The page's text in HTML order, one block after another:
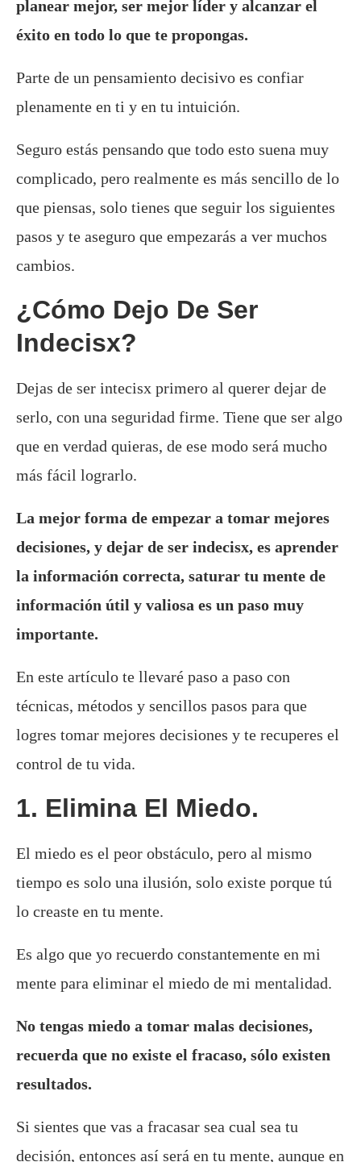
planear mejor, ser mejor líder y alcanzar el
éxito en todo lo que te propongas.
Parte de un pensamiento decisivo es confiar
plenamente en ti y en tu intuición.
Seguro estás pensando que todo esto suena muy
complicado, pero realmente es más sencillo de lo
que piensas, solo tienes que seguir los siguientes
pasos y te aseguro que empezarás a ver muchos
cambios.
¿Cómo Dejo De Ser
Indecisx?
Dejas de ser intecisx primero al querer dejar de
serlo, con una seguridad firme. Tiene que ser algo
que en verdad quieras, de ese modo será mucho
más fácil lograrlo.
La mejor forma de empezar a tomar mejores
decisiones, y dejar de ser indecisx, es aprender
la información correcta, saturar tu mente de
información útil y valiosa es un paso muy
importante.
En este artículo te llevaré paso a paso con
técnicas, métodos y sencillos pasos para que
logres tomar mejores decisiones y te recuperes el
control de tu vida.
1. Elimina El Miedo.
El miedo es el peor obstáculo, pero al mismo
tiempo es solo una ilusión, solo existe porque tú
lo creaste en tu mente.
Es algo que yo recuerdo constantemente en mi
mente para eliminar el miedo de mi mentalidad.
No tengas miedo a tomar malas decisiones,
recuerda que no existe el fracaso, sólo existen
resultados.
Si sientes que vas a fracasar sea cual sea tu
decisión, entonces así será en tu mente, aunque en